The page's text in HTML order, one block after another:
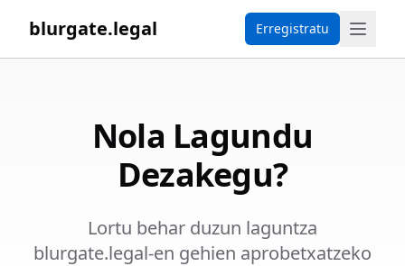
blurgate.legal Erregistratu
Nola Lagundu
Dezakegu?
Lortu behar duzun laguntza
blurgate.legal-en gehien aprobetxatzeko